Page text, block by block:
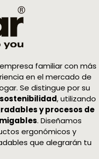
familiar con más
en el mercado de
Se distingue por su
sostenibilidad, utilizando
y procesos de
. Diseñamos
ergonómicos y
que alegrarán tu